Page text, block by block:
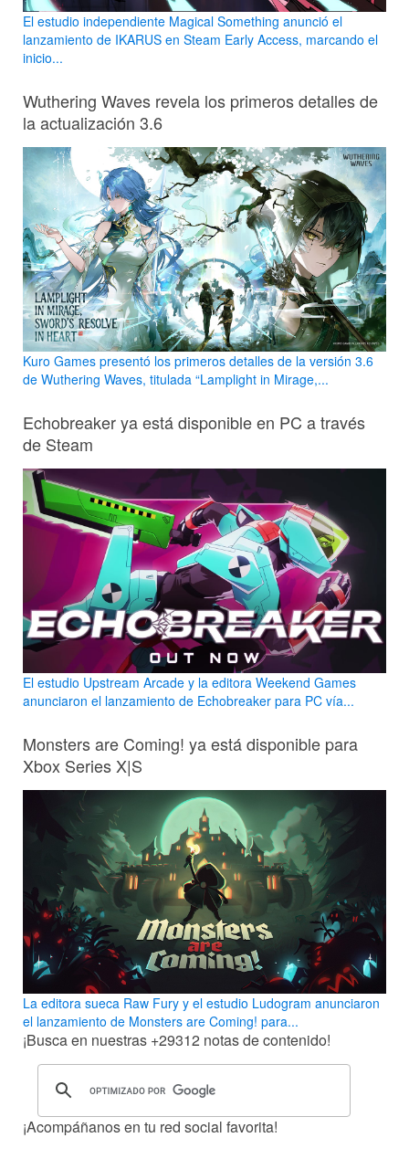
El estudio independiente Magical Something anunció el
lanzamiento de IKARUS en Steam Early Access, marcando el
inicio...
Wuthering Waves revela los primeros detalles de
la actualización 3.6
Kuro Games presentó los primeros detalles de la versión 3.6
de Wuthering Waves, titulada “Lamplight in Mirage,...
Echobreaker ya está disponible en PC a través
de Steam
El estudio Upstream Arcade y la editora Weekend Games
anunciaron el lanzamiento de Echobreaker para PC vía...
Monsters are Coming! ya está disponible para
Xbox Series X|S
La editora sueca Raw Fury y el estudio Ludogram anunciaron
el lanzamiento de Monsters are Coming! para...
¡Busca en nuestras +29312 notas de contenido!
¡Acompáñanos en tu red social favorita!